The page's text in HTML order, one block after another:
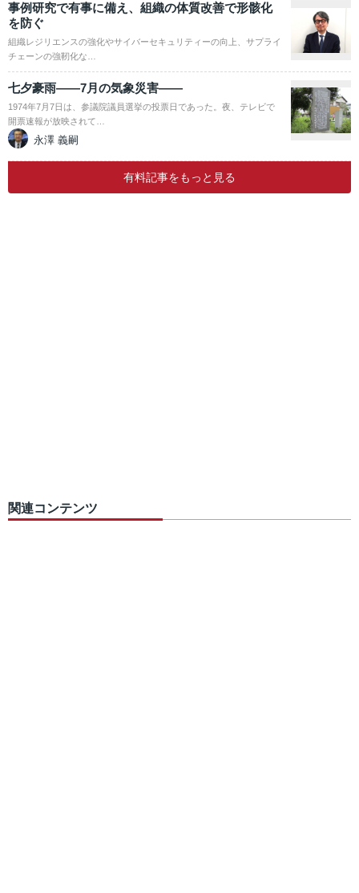
事例研究で有事に備え、組織の体質改善で形骸化
を防ぐ
組織レジリエンスの強化やサイバーセキュリティーの向上、サプライ
チェーンの強靭化な…
七夕豪雨――7月の気象災害――
1974年7月7日は、参議院議員選挙の投票日であった。夜、テレビで
開票速報が放映されて…
永澤 義嗣
有料記事をもっと見る
関連コンテンツ